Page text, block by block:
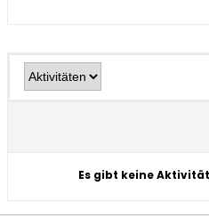
Es gibt keine